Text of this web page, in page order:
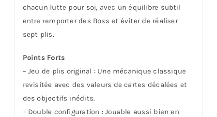
chacun lutte pour soi, avec un équilibre subtil
entre remporter des Boss et éviter de réaliser
sept plis.
Points Forts
– Jeu de plis original : Une mécanique classique
revisitée avec des valeurs de cartes décalées et
des objectifs inédits.
– Double configuration : Jouable aussi bien en